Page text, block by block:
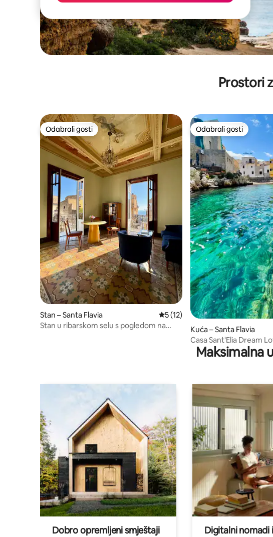
Prostori
Odabrali gosti
Odabrali gosti
Stan – Santa Flavia Prosječna ocjena: 5/5, recenzija:
5 (12)
Stan u ribarskom selu s pogledom na
Odabrali gosti
Odabrali gosti
Kuća – Santa Flavia
Casa Sant'Elia Dream
Maksimalna
Dobro opremljeni smještaji
Digitalni nomadi